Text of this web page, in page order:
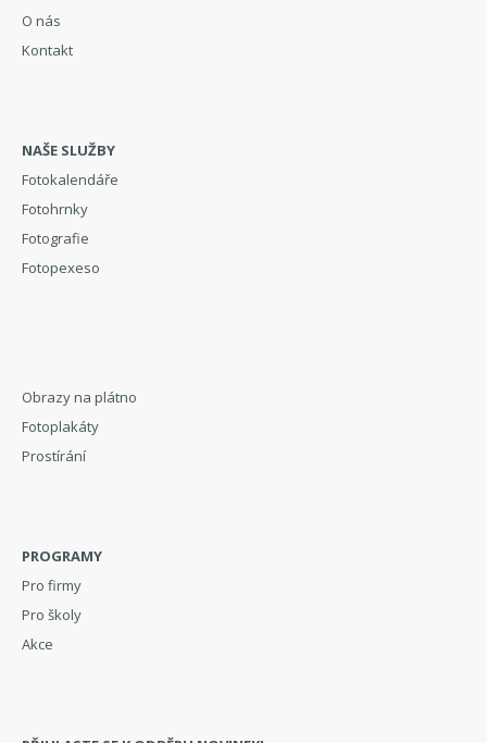
O nás
Kontakt
NAŠE SLUŽBY
Fotokalendáře
Fotohrnky
Fotografie
Fotopexeso
Obrazy na plátno
Fotoplakáty
Prostírání
PROGRAMY
Pro firmy
Pro školy
Akce